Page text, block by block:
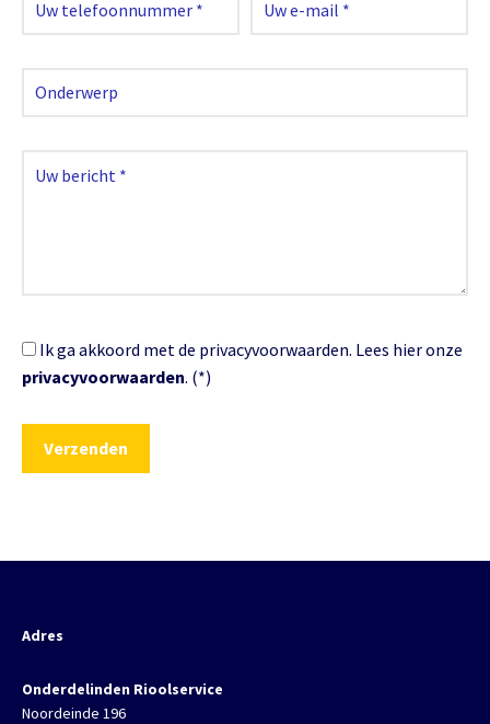
Ik ga akkoord met de privacyvoorwaarden. Lees hier onze
privacyvoorwaarden. (*)
Adres
Onderdelinden Rioolservice
Noordeinde 196